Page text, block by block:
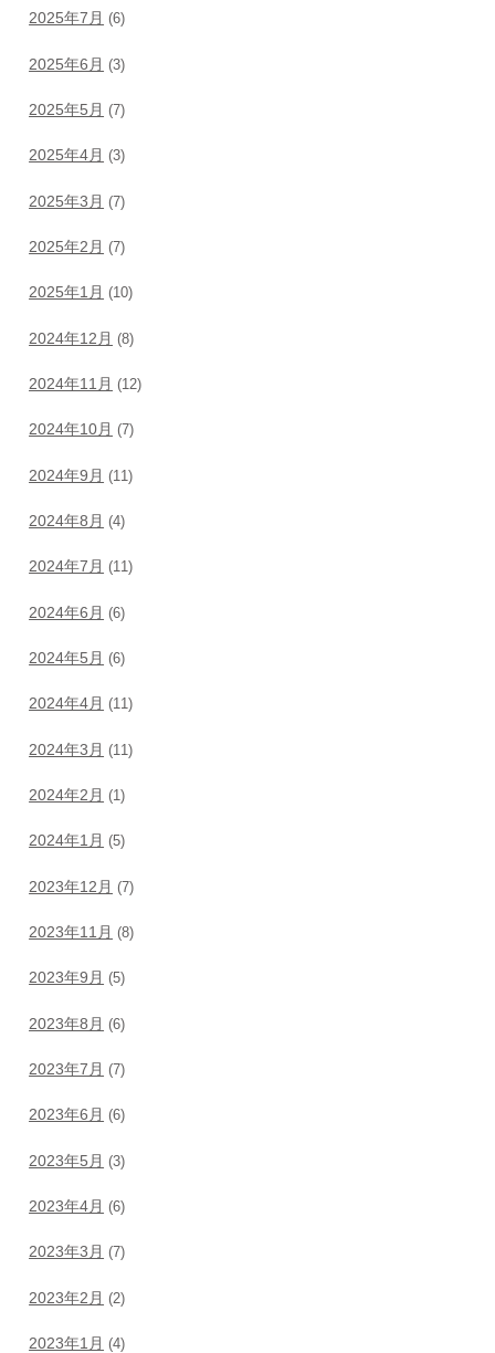
2025年7月 (6)
2025年6月 (3)
2025年5月 (7)
2025年4月 (3)
2025年3月 (7)
2025年2月 (7)
2025年1月 (10)
2024年12月 (8)
2024年11月 (12)
2024年10月 (7)
2024年9月 (11)
2024年8月 (4)
2024年7月 (11)
2024年6月 (6)
2024年5月 (6)
2024年4月 (11)
2024年3月 (11)
2024年2月 (1)
2024年1月 (5)
2023年12月 (7)
2023年11月 (8)
2023年9月 (5)
2023年8月 (6)
2023年7月 (7)
2023年6月 (6)
2023年5月 (3)
2023年4月 (6)
2023年3月 (7)
2023年2月 (2)
2023年1月 (4)